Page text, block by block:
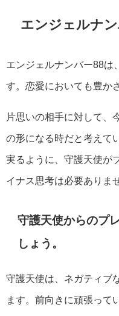
エンジェルナ
エンジェルナンバー88は
す。恋愛においても豊か
片思いの相手に対して、
の形になる時だと考えて
実るように、守護天使が
イナス思考は必要ありま
守護天使からのプ
しょう。
守護天使は、ネガティブ
ます。前向きに頑張って